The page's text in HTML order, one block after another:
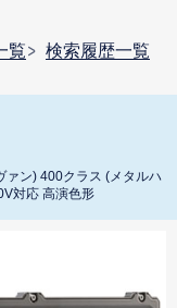
覧 検索履歴一覧
ァン) 400クラス (メタルハ
対応 高演色形